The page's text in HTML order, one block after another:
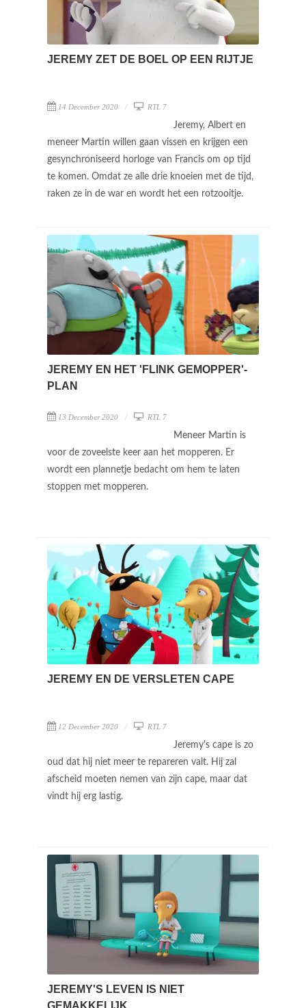
JEREMY ZET DE BOEL OP EEN RIJTJE
14 December 2020 RTL 7
Jeremy, Albert en
meneer Martin willen gaan vissen en krijgen een
gesynchroniseerd horloge van Francis om op tijd
te komen. Omdat ze alle drie knoeien met de tijd,
raken ze in de war en wordt het een rotzooitje.
JEREMY EN HET 'FLINK GEMOPPER'-
PLAN
13 December 2020 RTL 7
Meneer Martin is
voor de zoveelste keer aan het mopperen. Er
wordt een plannetje bedacht om hem te laten
stoppen met mopperen.
JEREMY EN DE VERSLETEN CAPE
12 December 2020 RTL 7
Jeremy's cape is zo
oud dat hij niet meer te repareren valt. Hij zal
afscheid moeten nemen van zijn cape, maar dat
vindt hij erg lastig.
JEREMY'S LEVEN IS NIET
GEMAKKELIJK